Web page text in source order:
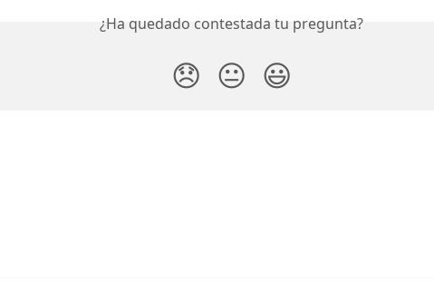
¿Ha quedado contestada tu pregunta?
😞 😐 😃